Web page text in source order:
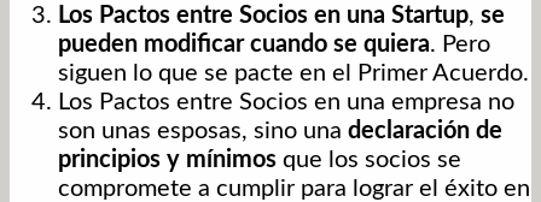
Los Pactos entre Socios en una Startup, se
pueden modificar cuando se quiera. Pero
siguen lo que se pacte en el Primer Acuerdo.
Los Pactos entre Socios en una empresa no
son unas esposas, sino una declaración de
principios y mínimos que los socios se
compromete a cumplir para lograr el éxito en